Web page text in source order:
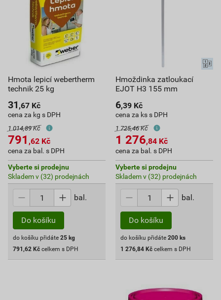
Hmota lepicí webertherm
technik 25 kg
31 ,67 Kč
cena za kg s DPH
1 014,89 Kč
791 ,62 Kč
cena za bal. s DPH
Vyberte si prodejnu
Skladem v (32) prodejnách
bal.
Do košíku
do košíku přidáte 25 kg
791,62 Kč celkem s DPH
Hmoždinka zatloukací
EJOT H3 155 mm
6,39 Kč
cena za ks s DPH
1 725,46 Kč
1 276,84 Kč
cena za bal. s DPH
Vyberte si prodejnu
Skladem v (32) prodejnách
bal.
Do košíku
do košíku přidáte 200 ks
1 276,84 Kč celkem s DPH